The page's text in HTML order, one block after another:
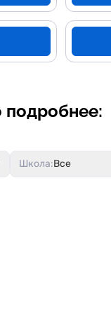
Школа:Все